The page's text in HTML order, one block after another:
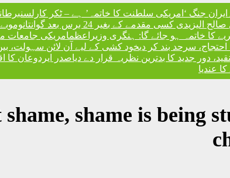
ایران جنگ ‘امریکی سلطنت کا خاتمہ’ ہے – ٹکر کارلسن
مقدمے کے بغیر 24 برس بعد گوانتانوموبے جیل سے آزاد
کا خاتمہ ہو جائے گا: ہنگری وزیراعظمامریکی جامعات
سرحد بند کر دیخود کشی کے لیے آن لائن سہولت،
جدید کا بدترین نظریہ قرار دے دیاصدر ایردوعان کا
عندیا
shame is being